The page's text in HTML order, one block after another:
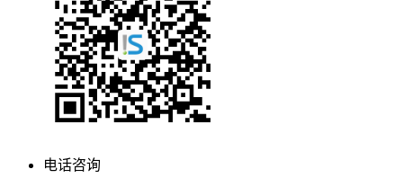
电话咨询